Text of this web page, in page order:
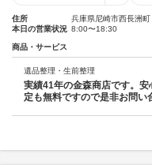
住所
兵庫県尼崎市西長洲町
本日の営業状況 8:00〜18:30
商品・サービス
遺品整理・生前整理
実績41年の金森商店です。
定も無料ですので是非お問い